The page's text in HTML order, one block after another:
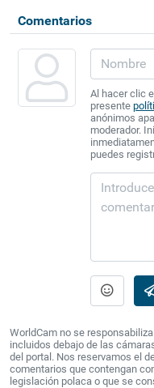
Comentarios
Al hacer clic
presente
anónimos
moderador.
puedes
WorldCam no se
incluidos debajo de las
del portal. Nos reservamos el
comentarios que contengan
legislación polaca o que se